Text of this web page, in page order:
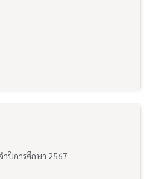
ำปีการศึกษา 2567